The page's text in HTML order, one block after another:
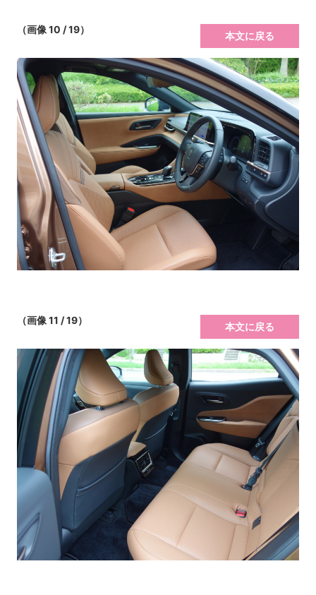
（画像 10 / 19）
本文に戻る
（画像 11 / 19）
本文に戻る